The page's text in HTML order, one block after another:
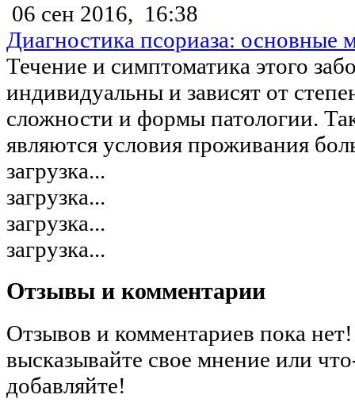
06 сен 2016, 16:38
Диагностика псориаза: основные
Течение и симптоматика этого
индивидуальны и зависят от
сложности и формы патологии.
являются условия проживания
загрузка...
загрузка...
загрузка...
загрузка...
Отзывы и комментарии
Отзывов и комментариев пока
высказывайте свое мнение или
добавляйте!